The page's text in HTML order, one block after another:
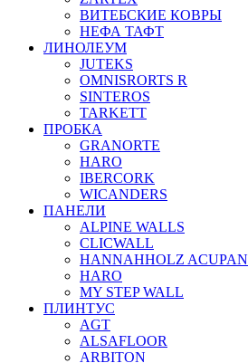
ВИТЕБСКИЕ КОВРЫ
НЕФА ТАФТ
ЛИНОЛЕУМ
JUTEKS
OMNISRORTS R
SINTEROS
TARKETT
ПРОБКА
GRANORTE
HARO
IBERCORK
WICANDERS
ПАНЕЛИ
ALPINE WALLS
CLICWALL
HANNAHHOLZ ACUPAN
HARO
MY STEP WALL
ПЛИНТУС
AGT
ALSAFLOOR
ARBITON